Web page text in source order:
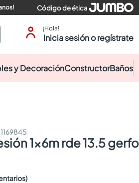
Código de ética
¡Hola!
Inicia sesión o regístrate
y DecoraciónConstructorBaños
1169845
1x6m rde 13.5